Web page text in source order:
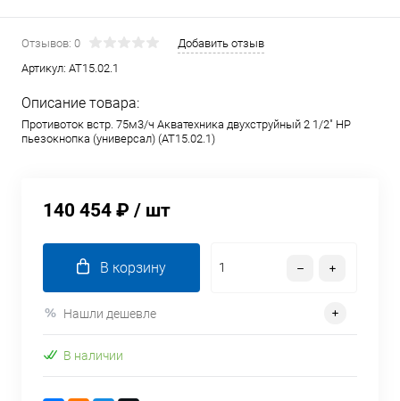
Отзывов: 0
Добавить отзыв
Артикул: AT15.02.1
Описание товара:
Противоток встр. 75м3/ч Акватехника двухструйный 2 1/2" НР
пьезокнопка (универсал) (AT15.02.1)
140 454 ₽ / шт
В корзину
Нашли дешевле
В наличии